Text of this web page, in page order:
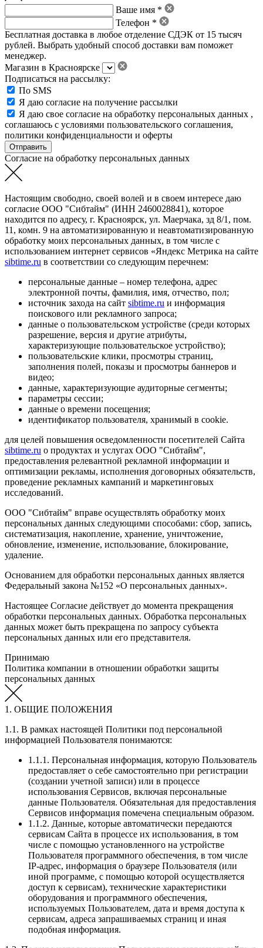
Ваше имя *
Телефон *
Бесплатная доставка в любое отделение СДЭК от 15 тысяч
рублей. Выбрать удобный способ доставки вам поможет
менеджер.
Магазин в Красноярске
Подписаться на рассылку:
По SMS
Я даю согласие на получение рассылки
Я даю свое согласие на обработку персональных данных ,
соглашаюсь с условиями пользовательского соглашения,
политики конфиденциальности и оферты
Согласие на обработку персональных данных
Настоящим свободно, своей волей и в своем интересе даю
согласие ООО "Сибтайм" (ИНН 2460028841), которое
находится по адресу, г. Красноярск, ул. Маерчака, зд 8/1, пом.
11, комн. 9 на автоматизированную и неавтоматизированную
обработку моих персональных данных, в том числе с
использованием интернет сервисов «Яндекс Метрика на сайте
sibtime.ru в соответствии со следующим перечнем:
персональные данные – номер телефона, адрес
электронной почты, фамилия, имя, отчество, пол;
источник захода на сайт sibtime.ru и информация
поискового или рекламного запроса;
данные о пользовательском устройстве (среди которых
разрешение, версия и другие атрибуты,
характеризующие пользовательское устройство);
пользовательские клики, просмотры страниц,
заполнения полей, показы и просмотры баннеров и
видео;
данные, характеризующие аудиторные сегменты;
параметры сессии;
данные о времени посещения;
идентификатор пользователя, хранимый в cookie.
для целей повышения осведомленности посетителей Сайта
sibtime.ru о продуктах и услугах ООО "Сибтайм",
предоставления релевантной рекламной информации и
оптимизации рекламы, исполнения договорных обязательств,
проведение рекламных кампаний и маркетинговых
исследований.
ООО "Сибтайм" вправе осуществлять обработку моих
персональных данных следующими способами: сбор, запись,
систематизация, накопление, хранение, уничтожение,
обновление, изменение, использование, блокирование,
удаление.
Основанием для обработки персональных данных является
Федеральный закона №152 «О персональных данных».
Настоящее Согласие действует до момента прекращения
обработки персональных данных. Обработка персональных
данных может быть прекращена по запросу субъекта
персональных данных или его представителя.
Принимаю
Политика компании в отношении обработки защиты
персональных данных
1. ОБЩИЕ ПОЛОЖЕНИЯ
1.1. В рамках настоящей Политики под персональной
информацией Пользователя понимаются:
1.1.1. Персональная информация, которую Пользователь
предоставляет о себе самостоятельно при регистрации
(создании учетной записи) или в процессе
использования Сервисов, включая персональные
данные Пользователя. Обязательная для предоставления
Сервисов информация помечена специальным образом.
1.1.2. Данные, которые автоматически передаются
сервисам Сайта в процессе их использования, в том
числе с помощью установленного на устройстве
Пользователя программного обеспечения, в том числе
IP-адрес, информация о браузере Пользователя (или
иной программе, с помощью которой осуществляется
доступ к сервисам), технические характеристики
оборудования и программного обеспечения,
используемых Пользователем, дата и время доступа к
сервисам, адреса запрашиваемых страниц и иная
подобная информация.